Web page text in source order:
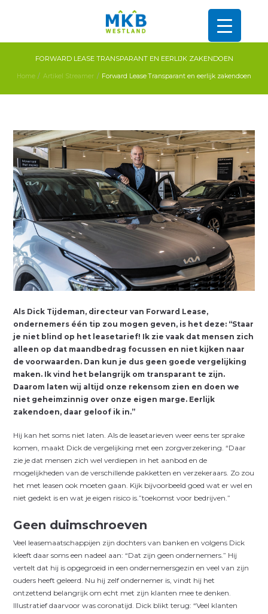
FORWARD LEASE TRANSPARANT EN EERLIJK ZAKENDOEN
Home Artikel Streamer Forward Lease Transparant en eerlijk zakendoen
A ls Dick Tijdeman, directeur van Forward Lease,
ondernemers één tip zou mogen geven, is het deze: “Staar
je niet blind op het leasetarief! Ik zie vaak dat mensen zich
alleen op dat maandbedrag focussen en niet kijken naar
de voorwaarden. Dan kun je dus geen goede vergelijking
maken. Ik vind het belangrijk om transparant te zijn.
Daarom laten wij altijd onze rekensom zien en doen we
niet geheimzinnig over onze eigen marge. Eerlijk
zakendoen, daar geloof ik in.”
Hij kan het soms niet laten. Als de leasetarieven weer eens ter sprake
komen, maakt Dick de vergelijking met een zorgverzekering. “Daar
zie je dat mensen zich wel verdiepen in het aanbod en de
mogelijkheden van de verschillende pakketten en verzekeraars. Zo zou
het met leasen ook moeten gaan. Kijk bijvoorbeeld goed wat er wel en
niet gedekt is en wat je eigen risico is.”toekomst voor bedrijven.”
Geen duimschroeven
Veel leasemaatschappijen zijn dochters van banken en volgens Dick
kleeft daar soms een nadeel aan: “Dat zijn geen ondernemers.” Hij
vertelt dat hij is opgegroeid in een ondernemersgezin en veel van zijn
ouders heeft geleerd. Nu hij zelf ondernemer is, vindt hij het
ontzettend belangrijk om echt met zijn klanten mee te denken.
Illustratief daarvoor was coronatijd. Dick blikt terug: “Veel klanten